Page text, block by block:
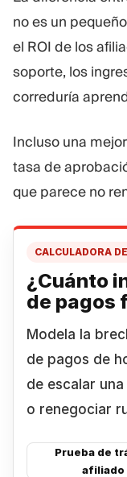
no es un
el ROI de los
soporte, los
correduría
Incluso una
tasa de
que parece no
CALCULADORA
¿Cuánto
de pagos
Modela la
de pagos de
de escalar
o renegociar
Prueba de
afiliado